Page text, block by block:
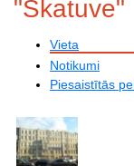
"Skatuve"
Vieta
Notikumi
Piesaistītās